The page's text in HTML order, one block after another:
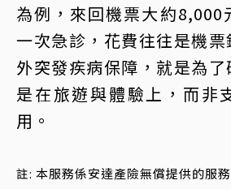
為例，來回機票大約8,000
一次急診，花費往往是機
外突發疾病保障，就是為
是在旅遊與體驗上，而非
用。
註: 本服務係安達產險無償提供的服